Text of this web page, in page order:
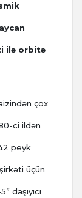
ilə orbitə
çox
ci ildən
peyk
üçün
daşıyıcı